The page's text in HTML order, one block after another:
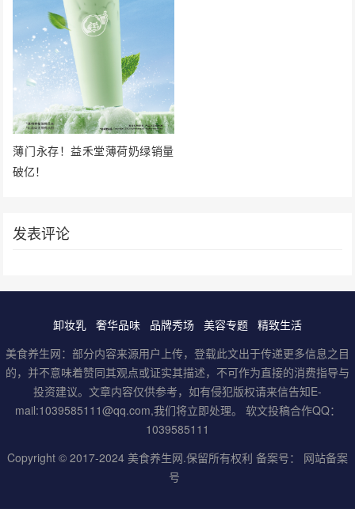
薄门永存！益禾堂薄荷奶绿销量
破亿！
发表评论
卸妆乳 奢华品味 品牌秀场 美容专题 精致生活
美食养生网：部分内容来源用户上传，登载此文出于传递更多信息之目
的，并不意味着赞同其观点或证实其描述，不可作为直接的消费指导与
投资建议。文章内容仅供参考，如有侵犯版权请来信告知E-
mail:1039585111@qq.com,我们将立即处理。 软文投稿合作QQ：
1039585111
Copyright © 2017-2024 美食养生网.保留所有权利 备案号： 网站备案
号